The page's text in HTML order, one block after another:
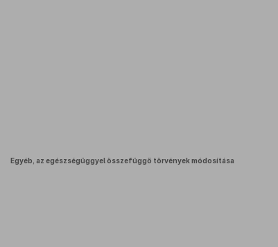
Egyéb, az egészségüggyel összefüggő törvények módosítása